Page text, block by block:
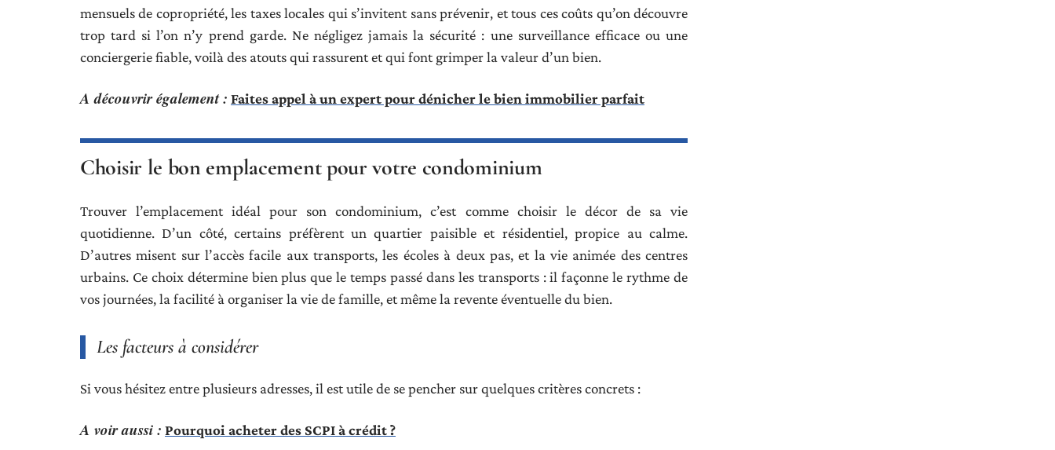
mensuels de copropriété, les taxes locales qui s’invitent sans prévenir, et tous ces coûts qu’on découvre
trop tard si l’on n’y prend garde. Ne négligez jamais la sécurité : une surveillance efficace ou une
conciergerie fiable, voilà des atouts qui rassurent et qui font grimper la valeur d’un bien.
A découvrir également : Faites appel à un expert pour dénicher le bien immobilier parfait
Choisir le bon emplacement pour votre condominium
Trouver l’emplacement idéal pour son condominium, c’est comme choisir le décor de sa vie
quotidienne. D’un côté, certains préfèrent un quartier paisible et résidentiel, propice au calme.
D’autres misent sur l’accès facile aux transports, les écoles à deux pas, et la vie animée des centres
urbains. Ce choix détermine bien plus que le temps passé dans les transports : il façonne le rythme de
vos journées, la facilité à organiser la vie de famille, et même la revente éventuelle du bien.
Les facteurs à considérer
Si vous hésitez entre plusieurs adresses, il est utile de se pencher sur quelques critères concrets :
A voir aussi : Pourquoi acheter des SCPI à crédit ?